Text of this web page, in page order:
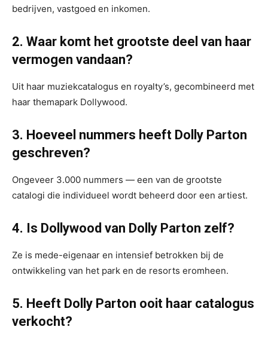
bedrijven, vastgoed en inkomen.
2. Waar komt het grootste deel van haar
vermogen vandaan?
Uit haar muziekcatalogus en royalty’s, gecombineerd met
haar themapark Dollywood.
3. Hoeveel nummers heeft Dolly Parton
geschreven?
Ongeveer 3.000 nummers — een van de grootste
catalogi die individueel wordt beheerd door een artiest.
4. Is Dollywood van Dolly Parton zelf?
Ze is mede-eigenaar en intensief betrokken bij de
ontwikkeling van het park en de resorts eromheen.
5. Heeft Dolly Parton ooit haar catalogus
verkocht?